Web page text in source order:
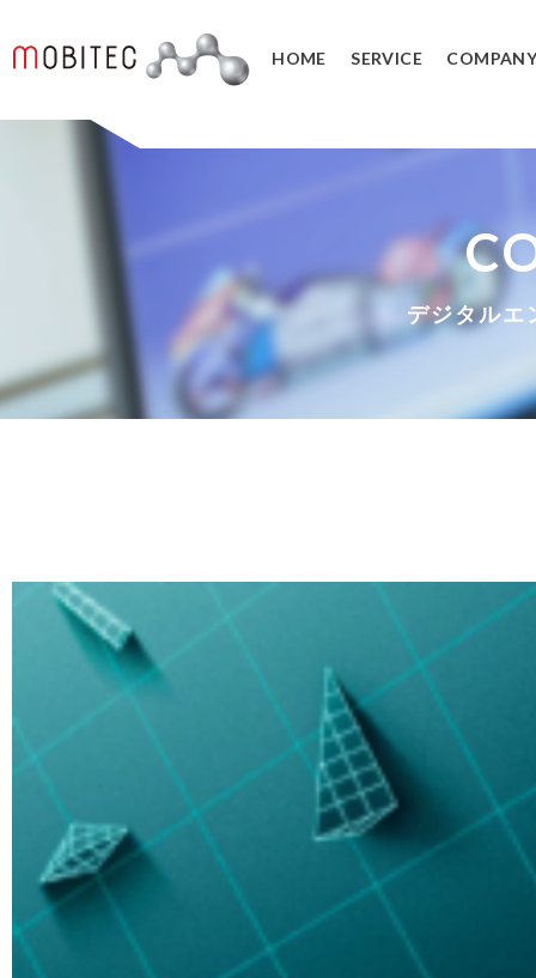
HOME SERVICE
リバースエンジニアリング
3DCADカスタマイズ
３Dスキャナ販売
データ管理システム
SOLIDWORKS PDM
デジタルエ